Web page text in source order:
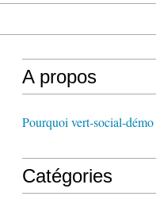
A propos
Pourquoi vert-social-démo
Catégories